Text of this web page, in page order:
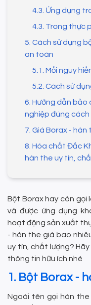
4.3. Ứng dụng
4.3. Trong thực
5. Cách sử dụng
an toàn
5.1. Mối nguy
5.2. Cách sử
6. Hướng dẫn
nghiệp đúng cách
7. Giá Borax -
8. Hóa chất Đắc
hàn the uy tín,
Bột Borax hay còn gọi
và được ứng dụng
hoạt động sản xuất
- hàn the giá bao
uy tín, chất lượng?
thông tin hữu ích nhé
1. Bột Borax -
Ngoài tên gọi hàn